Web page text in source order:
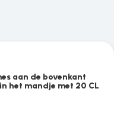
aan de bovenkant
het mandje met 20 CL